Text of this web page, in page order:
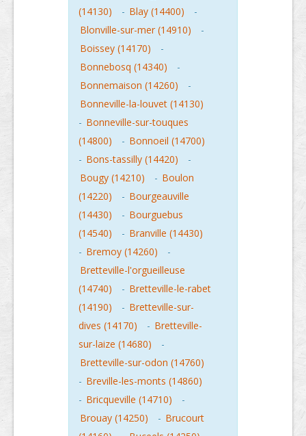
(14130)
- Blay (14400)
-
Blonville-sur-mer (14910)
-
Boissey (14170)
-
Bonnebosq (14340)
-
Bonnemaison (14260)
-
Bonneville-la-louvet (14130)
- Bonneville-sur-touques
(14800)
- Bonnoeil (14700)
- Bons-tassilly (14420)
-
Bougy (14210)
- Boulon
(14220)
- Bourgeauville
(14430)
- Bourguebus
(14540)
- Branville (14430)
- Bremoy (14260)
-
Bretteville-l'orgueilleuse
(14740)
- Bretteville-le-rabet
(14190)
- Bretteville-sur-
dives (14170)
- Bretteville-
sur-laize (14680)
-
Bretteville-sur-odon (14760)
- Breville-les-monts (14860)
- Bricqueville (14710)
-
Brouay (14250)
- Brucourt